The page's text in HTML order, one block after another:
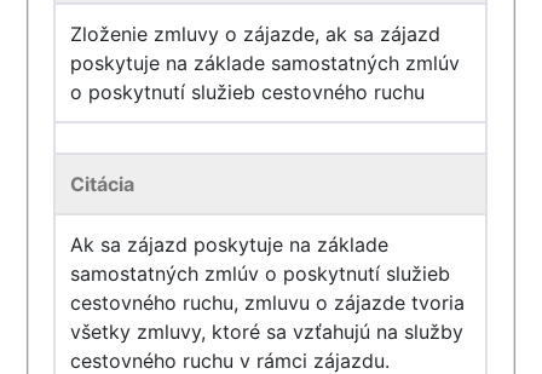
Zloženie zmluvy o zájazde, ak sa zájazd
poskytuje na základe samostatných zmlúv
o poskytnutí služieb cestovného ruchu
Citácia
Ak sa zájazd poskytuje na základe
samostatných zmlúv o poskytnutí služieb
cestovného ruchu, zmluvu o zájazde tvoria
všetky zmluvy, ktoré sa vzťahujú na služby
cestovného ruchu v rámci zájazdu.